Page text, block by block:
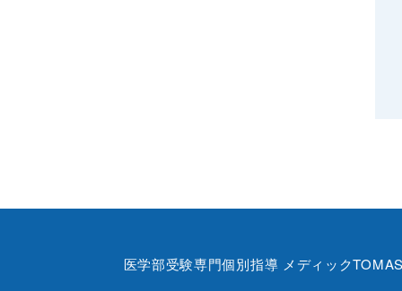
医学部受験専門個別指導 メディック